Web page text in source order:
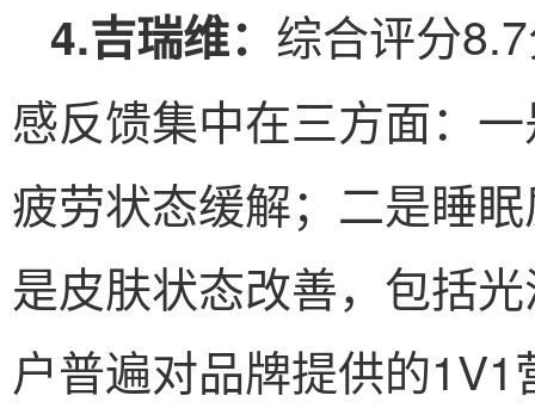
4.吉瑞维： 综合评分
感反馈集中在三方面：
疲劳状态缓解；二是睡
是皮肤状态改善，包括
户普遍对品牌提供的